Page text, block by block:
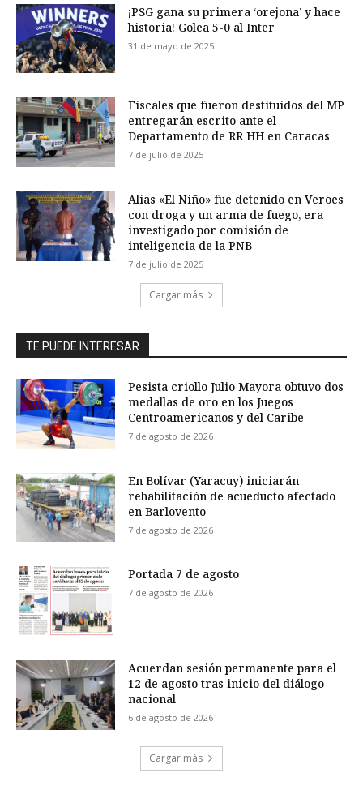
¡PSG gana su primera ‘orejona’ y hace
historia! Golea 5-0 al Inter
31 de mayo de 2025
Fiscales que fueron destituidos del MP
entregarán escrito ante el
Departamento de RR HH en Caracas
7 de julio de 2025
Alias «El Niño» fue detenido en Veroes
con droga y un arma de fuego, era
investigado por comisión de
inteligencia de la PNB
7 de julio de 2025
Cargar más
TE PUEDE INTERESAR
Pesista criollo Julio Mayora obtuvo dos
medallas de oro en los Juegos
Centroamericanos y del Caribe
7 de agosto de 2026
En Bolívar (Yaracuy) iniciarán
rehabilitación de acueducto afectado
en Barlovento
7 de agosto de 2026
Portada 7 de agosto
7 de agosto de 2026
Acuerdan sesión permanente para el
12 de agosto tras inicio del diálogo
nacional
6 de agosto de 2026
Cargar más